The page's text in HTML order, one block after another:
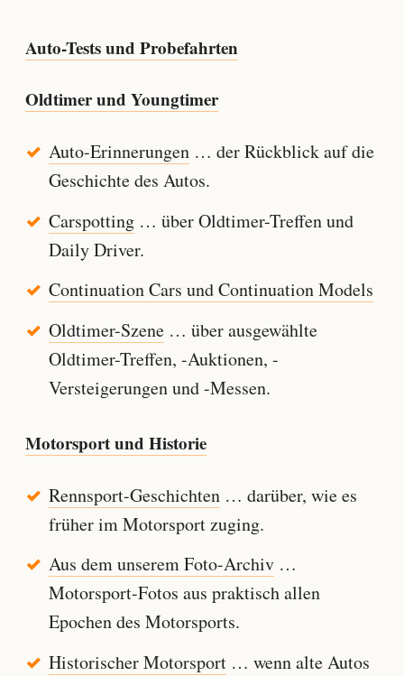
Auto-Tests und Probefahrten
Oldtimer und Youngtimer
Auto-Erinnerungen… der Rückblick auf die
Geschichte des Autos.
Carspotting… über Oldtimer-Treffen und
Daily Driver.
Continuation Cars und Continuation Models
Oldtimer-Szene… über ausgewählte
Oldtimer-Treffen, -Auktionen, -
Versteigerungen und -Messen.
Motorsport und Historie
Rennsport-Geschichten… darüber, wie es
früher im Motorsport zuging.
Aus dem unserem Foto-Archiv…
Motorsport-Fotos aus praktisch allen
Epochen des Motorsports.
Historischer Motorsport… wenn alte Autos